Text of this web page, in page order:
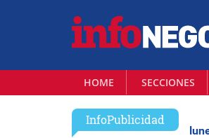
HOME SECCIONES
InfoPublicidad